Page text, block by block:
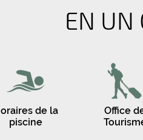
EN UN
de la
piscine
Office